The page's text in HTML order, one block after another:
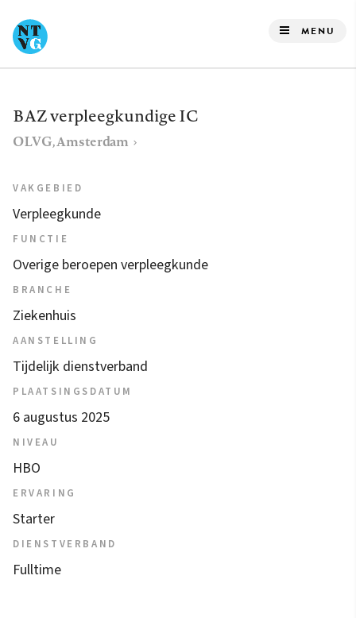
naar
de
gaan
MENU
BAZ verpleegkundige IC
OLVG, Amsterdam
VAKGEBIED
Verpleegkunde
FUNCTIE
Overige beroepen verpleegkunde
BRANCHE
Ziekenhuis
AANSTELLING
Tijdelijk dienstverband
PLAATSINGSDATUM
6 augustus 2025
NIVEAU
HBO
ERVARING
Starter
DIENSTVERBAND
Fulltime